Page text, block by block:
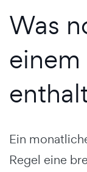
Was
einem
Ein
Regel eine